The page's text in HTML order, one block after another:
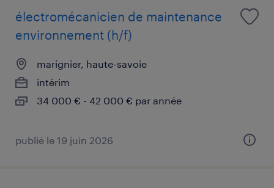
électromécanicien de maintenance
environnement (h/f)
marignier, haute-savoie
intérim
34 000 € - 42 000 € par année
publié le 19 juin 2026